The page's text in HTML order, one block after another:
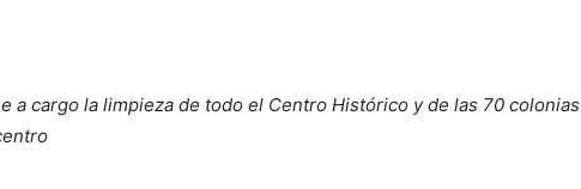
a cargo la limpieza de todo el Centro Histórico y de las 70 colonias